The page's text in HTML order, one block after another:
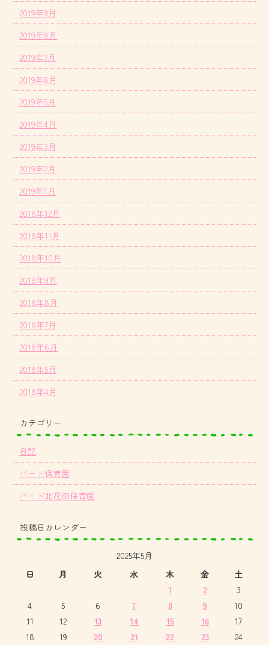
2019年9月
2019年8月
2019年7月
2019年6月
2019年5月
2019年4月
2019年3月
2019年2月
2019年1月
2018年12月
2018年11月
2018年10月
2018年9月
2018年8月
2018年7月
2018年6月
2018年5月
2018年4月
カテゴリー
日記
バード保育園
バード北花田保育園
投稿日カレンダー
2025年5月
日
月 火 水 木 金
土
1
2
3
4
5 6 7 8 9
10
11
12 13 14 15 16
17
18
19 20 21 22 23 24